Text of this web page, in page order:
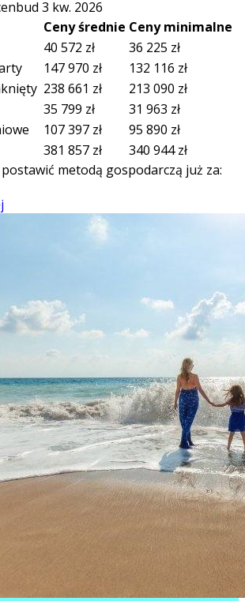
3 kw. 2026
Ceny średnie Ceny minimalne
40 572 zł 36 225 zł
147 970 zł 132 116 zł
238 661 zł 213 090 zł
35 799 zł 31 963 zł
107 397 zł 95 890 zł
381 857 zł 340 944zł
metodą gospodarczą już za: